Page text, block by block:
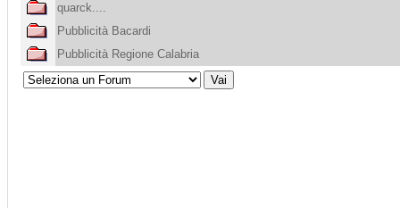
quarck....
Pubblicità Bacardi
Pubblicità Regione Calabria